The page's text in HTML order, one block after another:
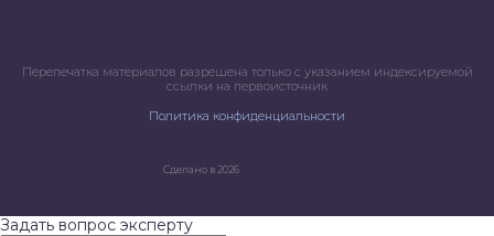
Перепечатка материалов разрешена только с указанием индексируемой
ссылки на первоисточник
Политика конфиденциальности
Сделано в 2026
Задать вопрос эксперту